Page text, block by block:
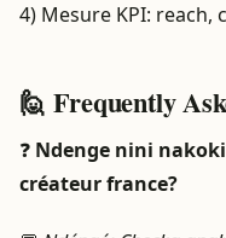
4) Mesure KPI: reach,
🙋 Frequently
❓ Ndenge nini
créateur france?